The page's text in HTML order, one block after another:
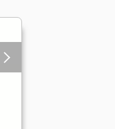
2018年